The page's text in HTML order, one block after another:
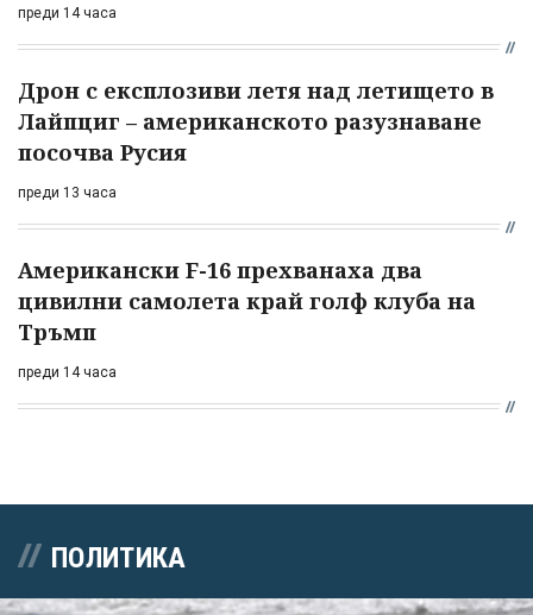
преди 14 часа
Дрон с експлозиви летя над летището в
Лайпциг – американското разузнаване
посочва Русия
преди 13 часа
Американски F-16 прехванаха два
цивилни самолета край голф клуба на
Тръмп
преди 14 часа
ПОЛИТИКА